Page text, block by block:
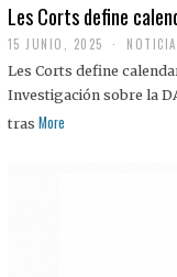
Les Corts define
15 JUNIO, 2025
Les Corts define
Investigación sobre la
tras More